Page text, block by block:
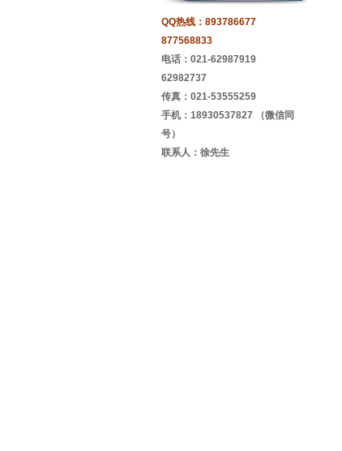
QQ热线： 893786677
877568833
电话：021-62987919
62982737
传真：021-53555259
手机：18930537827 （微信同
号）
联系人：徐先生